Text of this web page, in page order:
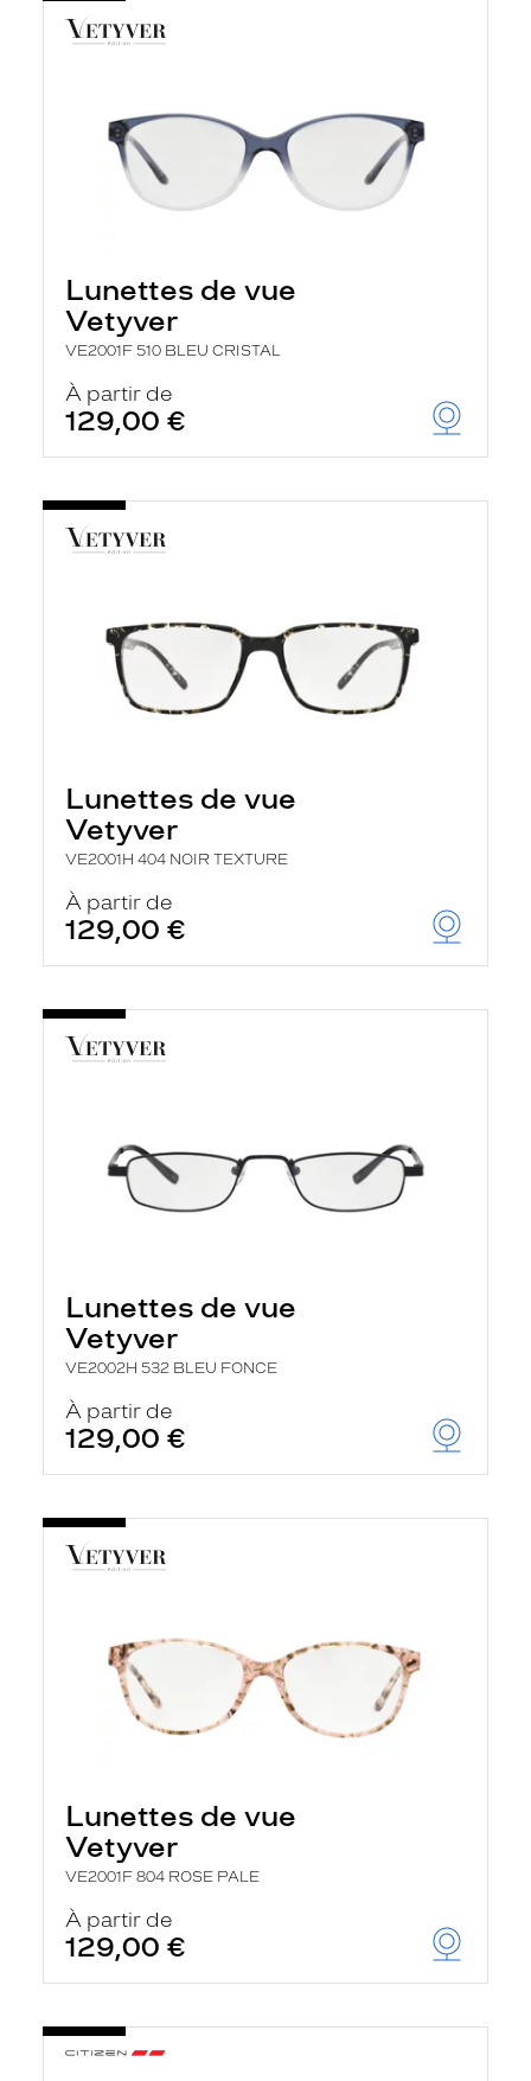
Lunettes de vue
Vetyver
VE2001F 510 BLEU CRISTAL
À partir de
129,00 €
Lunettes de vue
Vetyver
VE2001H 404 NOIR TEXTURE
À partir de
129,00 €
Lunettes de vue
Vetyver
VE2002H 532 BLEU FONCE
À partir de
129,00 €
Lunettes de vue
Vetyver
VE2001F 804 ROSE PALE
À partir de
129,00 €